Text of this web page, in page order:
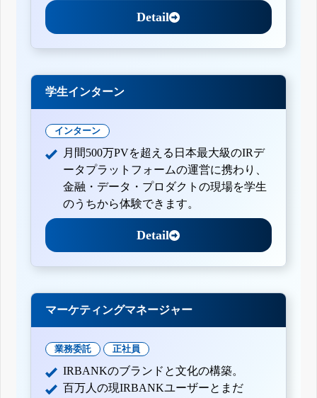
Detail
学生インターン
インターン
月間500万PVを超える日本最大級のIRデ
ータプラットフォームの運営に携わり、
金融・データ・プロダクトの現場を学生
のうちから体験できます。
Detail
マーケティングマネージャー
業務委託 正社員
IRBANKのブランドと文化の構築。
百万人の現IRBANKユーザーとまだ